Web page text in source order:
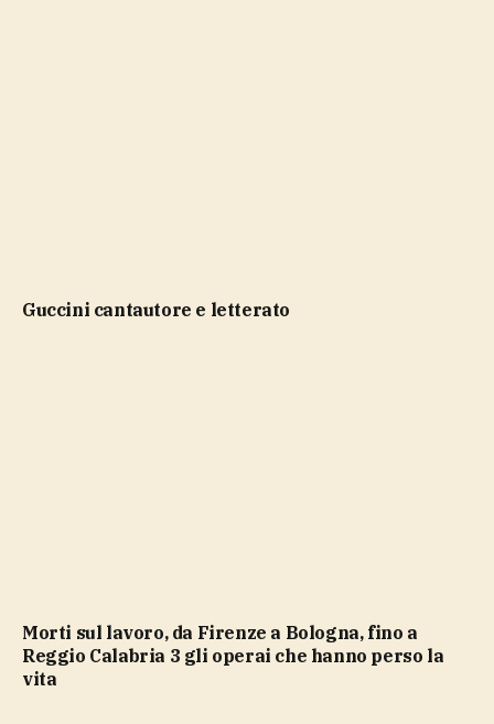
Guccini cantautore e letterato
Morti sul lavoro, da Firenze a Bologna, fino a
Reggio Calabria 3 gli operai che hanno perso la
vita